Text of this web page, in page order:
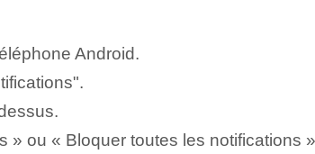
Android.
» ou « Bloquer toutes les notifications